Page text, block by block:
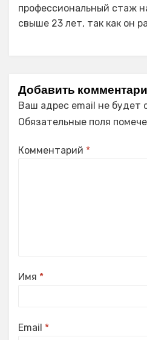
профессиональный стаж
свыше 23 лет, так как он
Добавить
Ваш адрес email не будет
Обязательные поля
Комментарий *
Имя *
Email *